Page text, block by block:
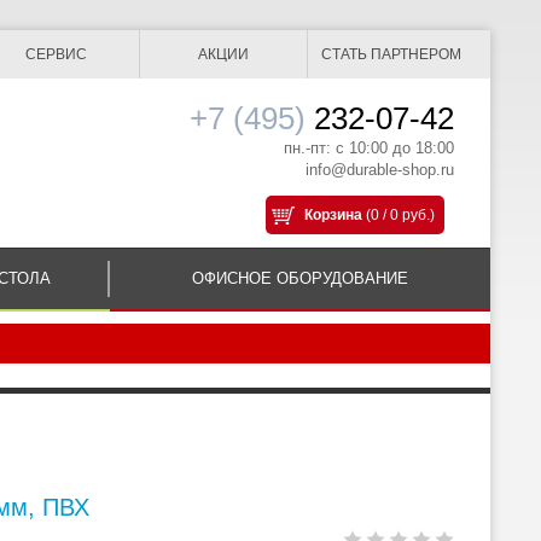
СЕРВИС АКЦИИ СТАТЬ ПАРТНЕРОМ
+7 (495) 232-07-42
пн.-пт: с 10:00 до 18:00
info@durable-shop.ru
Корзина (0 / 0 руб.)
ОФИСНОЕ ОБОРУДОВАНИЕ
мм, ПВХ